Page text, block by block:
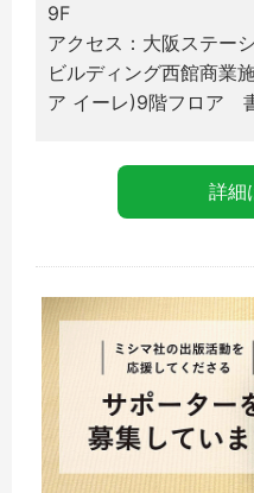
9F
アクセス：大阪ステー
ビルディング西館商業
ア イーレ)9階フロア
詳細